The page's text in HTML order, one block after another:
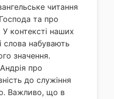
читання
та про
У контексті наших
слова набувають
значення.
про
до служіння
Важливо, що в